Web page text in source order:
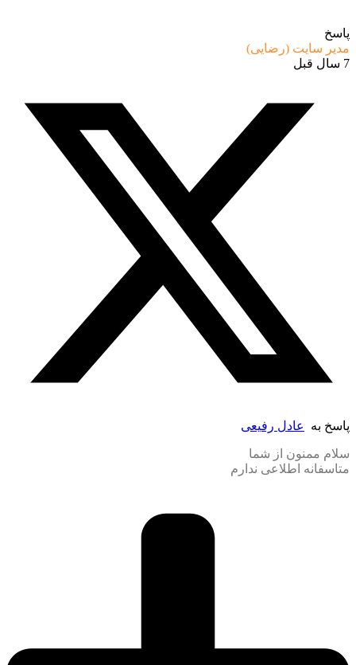
پاسخ
مدیر سایت (رضایی)
7 سال قبل
پاسخ به عادل رفیعی
سلام ممنون از شما
متاسفانه اطلاعی ندارم